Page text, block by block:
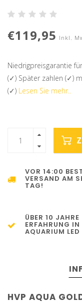
€119,95 Inkl.
Niedrigpreisgarantie
(✓) Später zahlen (✓)
(✓) Lesen Sie mehr..
VOR 14:00
VERSAND AM
TAG!
ÜBER 10 JAHRE
ERFAHRUNG IN
AQUARIUM LED
HVP AQUA